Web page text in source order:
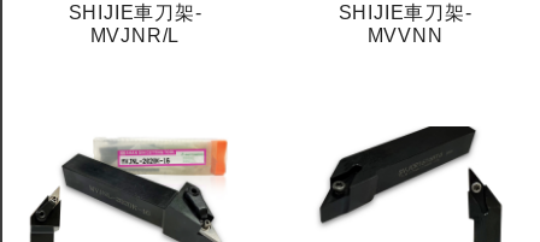
全鎢鋼銑刀 全鎢鋼銑刀
SHIJIE車刀架-
MVJNR/L
SHIJIE車刀架-
MVVNN